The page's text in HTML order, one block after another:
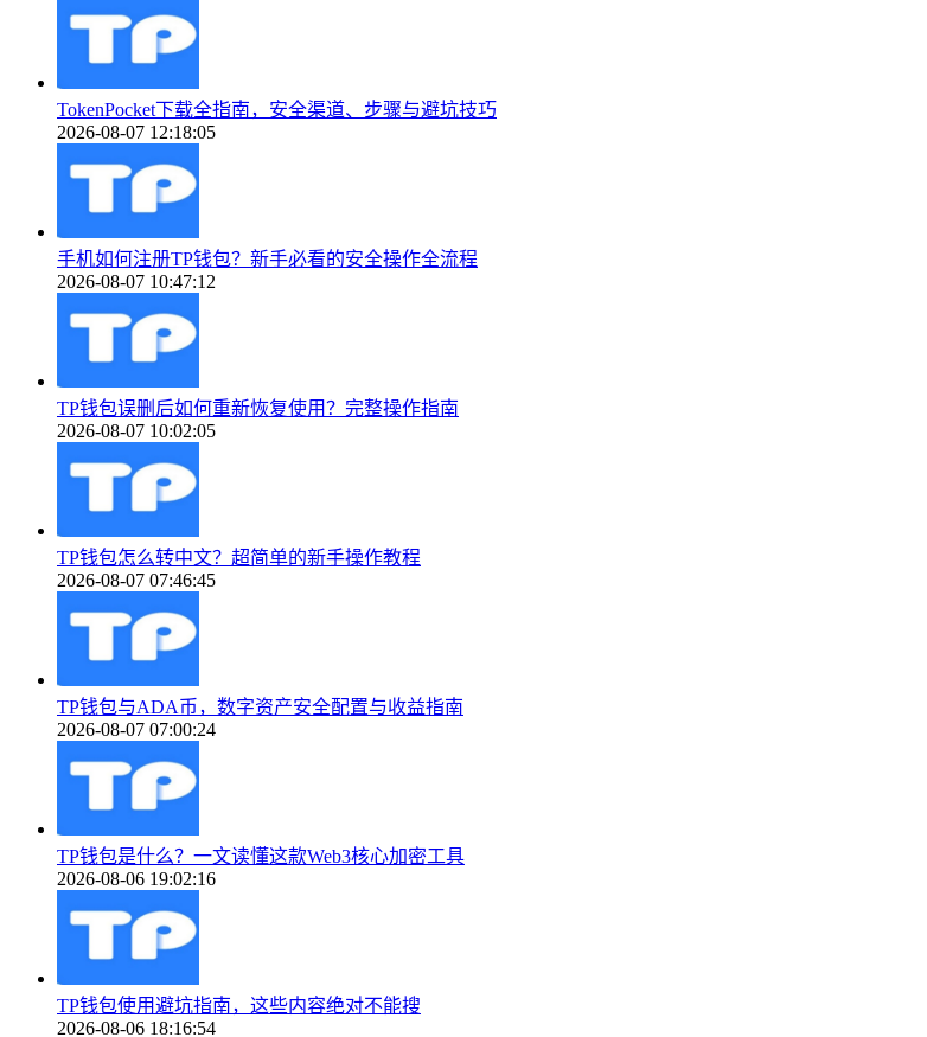
TokenPocket下载全指南，安全渠道、步骤与避坑技巧
2026-08-07 12:18:05
手机如何注册TP钱包？新手必看的安全操作全流程
2026-08-07 10:47:12
TP钱包误删后如何重新恢复使用？完整操作指南
2026-08-07 10:02:05
TP钱包怎么转中文？超简单的新手操作教程
2026-08-07 07:46:45
TP钱包与ADA币，数字资产安全配置与收益指南
2026-08-07 07:00:24
TP钱包是什么？一文读懂这款Web3核心加密工具
2026-08-06 19:02:16
TP钱包使用避坑指南，这些内容绝对不能搜
2026-08-06 18:16:54